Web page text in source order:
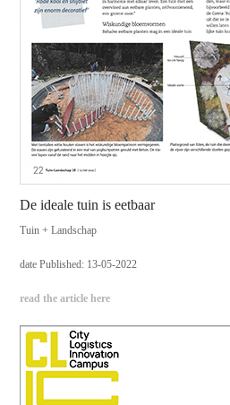
De ideale tuin is eetbaar
Tuin + Landschap
date Published: 13-05-2022
read the article here